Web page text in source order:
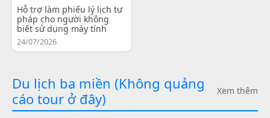
Hỗ trợ làm phiếu lý lịch tư
pháp cho người không
biết sử dụng máy tính
24/07/2026
Du lịch ba miền (Không quảng
cáo tour ở đây)
Xem thêm